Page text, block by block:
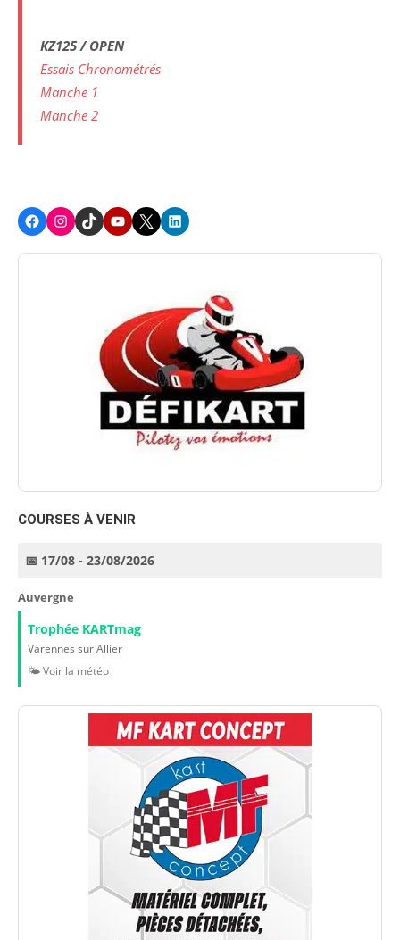
KZ125 / OPEN
Essais Chronométrés
Manche 1
Manche 2
FacebookInstagram
TikTokYoutube
X LinkedIn
COURSES À VENIR
📅 17/08 - 23/08/2026
Auvergne
Trophée KARTmag
Varennes sur Allier
🌤️ Voir la météo